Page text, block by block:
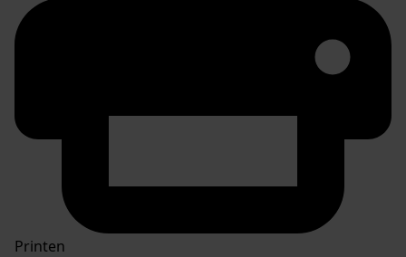
Printen